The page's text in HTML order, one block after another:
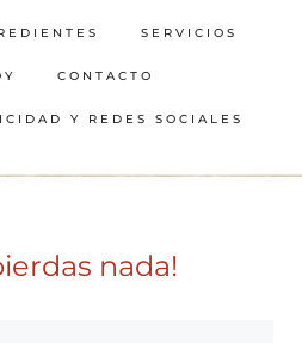
SERVICIOS
CONTACTO
Y REDES SOCIALES
nada!